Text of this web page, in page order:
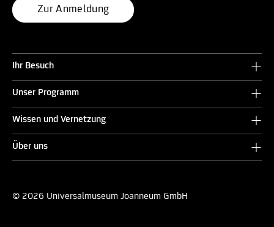
Zur Anmeldung
Ihr Besuch
Unser Programm
Wissen und Vernetzung
Über uns
© 2026 Universalmuseum Joanneum GmbH